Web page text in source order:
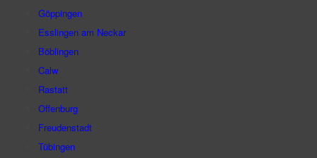
Göppingen
Esslingen am Neckar
Böblingen
Calw
Rastatt
Offenburg
Freudenstadt
Tübingen